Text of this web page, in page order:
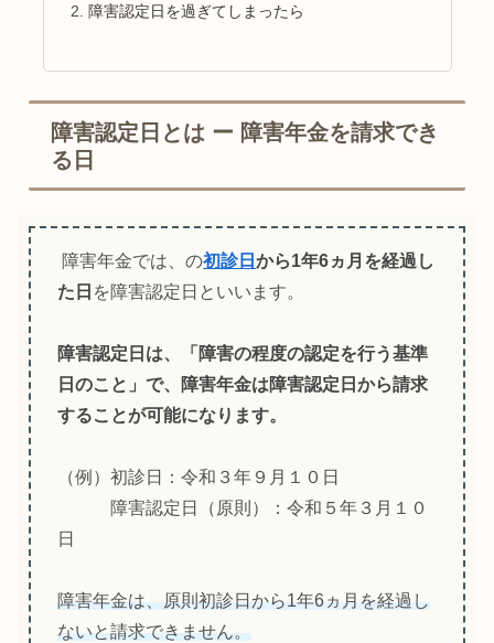
障害認定日を過ぎてしまったら
障害認定日とは ー 障害年金を請求でき
る日
障害年金では、の初診日から1年6ヵ月を経過し
た日 を障害認定日といいます。
障害認定日は、「障害の程度の認定を行う基準
日のこと」で、障害年金は障害認定日から請求
することが可能になります。
（例）初診日：令和３年９月１０日
障害認定日（原則）：令和５年３月１０
日
障害年金は、原則初診日から1年6ヵ月を経過し
ないと請求できません。